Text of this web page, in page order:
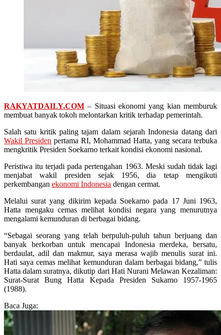
RAKYATDAILY.COM – Situasi ekonomi yang kian memburuk
membuat banyak tokoh melontarkan kritik terhadap pemerintah.
Salah satu kritik paling tajam dalam sejarah Indonesia datang dari
Wakil Presiden pertama RI, Mohammad Hatta, yang secara terbuka
mengkritik Presiden Soekarno terkait kondisi ekonomi nasional.
Peristiwa itu terjadi pada pertengahan 1963. Meski sudah tidak lagi
menjabat wakil presiden sejak 1956, dia tetap mengikuti
perkembangan ekonomi Indonesia dengan cermat.
Melalui surat yang dikirim kepada Soekarno pada 17 Juni 1963,
Hatta mengaku cemas melihat kondisi negara yang menurutnya
mengalami kemunduran di berbagai bidang.
“Sebagai seorang yang telah berpuluh-puluh tahun berjuang dan
banyak berkorban untuk mencapai Indonesia merdeka, bersatu,
berdaulat, adil dan makmur, saya merasa wajib menulis surat ini.
Hati saya cemas melihat kemunduran dalam berbagai bidang,” tulis
Hatta dalam suratnya, dikutip dari Hati Nurani Melawan Kezaliman:
Surat-Surat Bung Hatta Kepada Presiden Sukarno 1957-1965
(1988).
Baca Juga: